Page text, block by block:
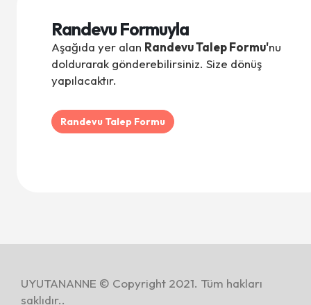
Randevu Formuyla
Aşağıda yer alan Randevu Talep Formu'nu
doldurarak gönderebilirsiniz. Size dönüş
yapılacaktır.
Randevu Talep Formu
UYUTANANNE © Copyright 2021. Tüm hakları
saklıdır..